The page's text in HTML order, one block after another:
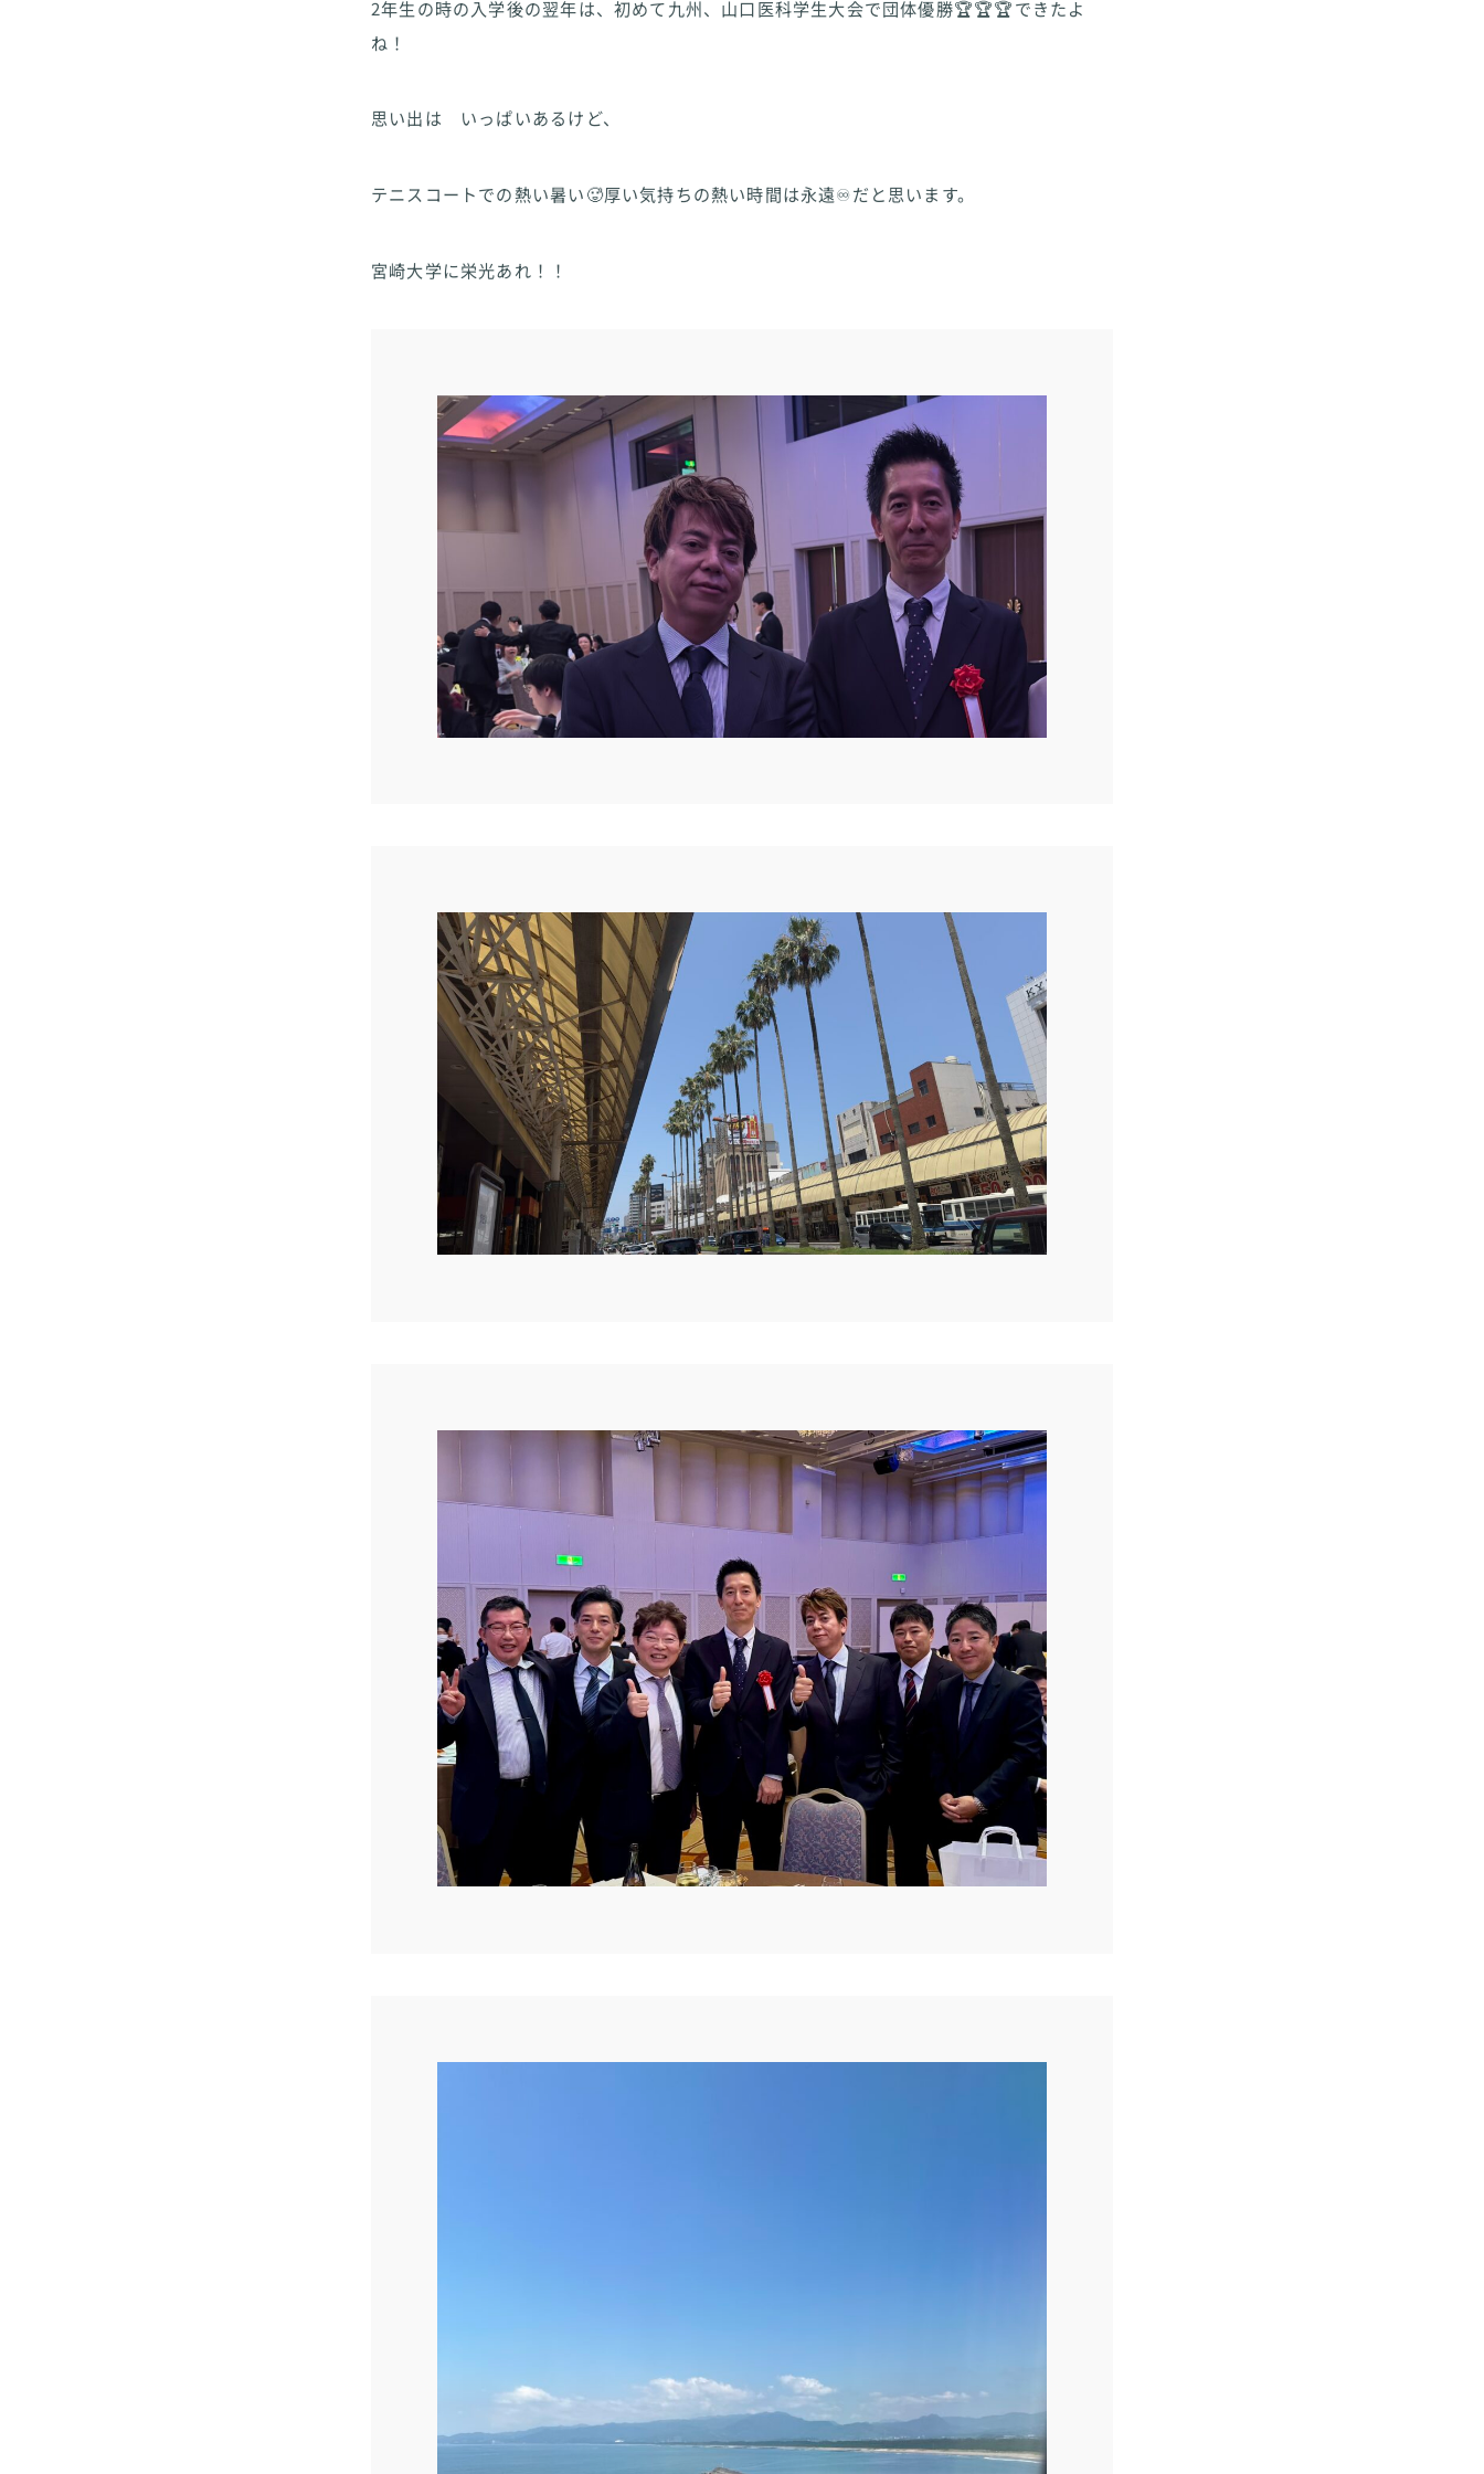
2年生の時の入学後の翌年は、初めて九州、山口医科学生大会で団体優勝🏆🏆🏆できたよ
ね！
思い出は いっぱいあるけど、
テニスコートでの熱い暑い🥵厚い気持ちの熱い時間は永遠♾️だと思います。
宮崎大学に栄光あれ！！